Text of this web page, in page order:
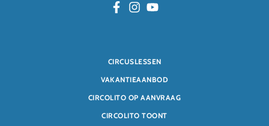
CIRCUSLESSEN
VAKANTIEAANBOD
CIRCOLITO OP AANVRAAG
CIRCOLITO TOONT